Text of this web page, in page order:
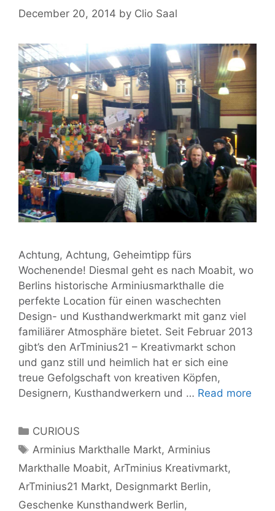
December 20, 2014 by Clio Saal
Achtung, Achtung, Geheimtipp fürs
Wochenende! Diesmal geht es nach Moabit, wo
Berlins historische Arminiusmarkthalle die
perfekte Location für einen waschechten
Design- und Kusthandwerkmarkt mit ganz viel
familiärer Atmosphäre bietet. Seit Februar 2013
gibt’s den ArTminius21 – Kreativmarkt schon
und ganz still und heimlich hat er sich eine
treue Gefolgschaft von kreativen Köpfen,
Designern, Kusthandwerkern und … Read more
Categories
CURIOUS
Tags
Arminius Markthalle Markt,Arminius
Markthalle Moabit, ArTminius Kreativmarkt,
ArTminius21 Markt, Designmarkt Berlin,
Geschenke Kunsthandwerk Berlin,